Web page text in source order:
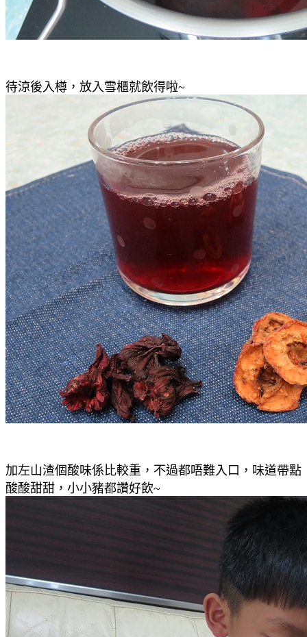
待涼後入樽，放入雪櫃就飲得啦~
加左山渣個酸味係比較重，不過都唔難入口，味道帶點
酸酸甜甜，小小豬都讚好飲~